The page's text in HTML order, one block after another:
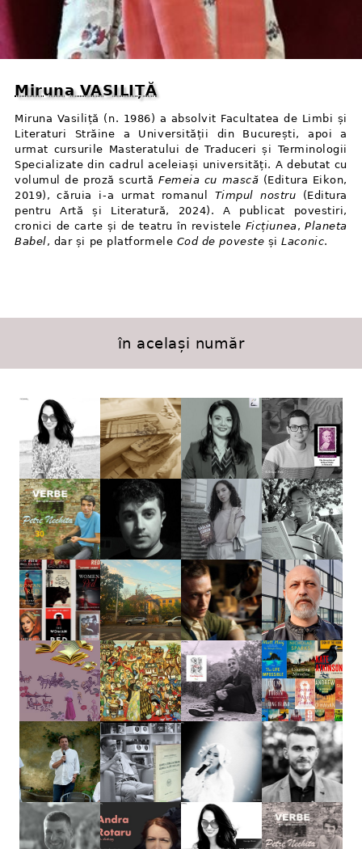
Miruna VASILIȚĂ
Miruna Vasiliță (n. 1986) a absolvit Facultatea de Limbi și
Literaturi Străine a Universității din București, apoi a
urmat cursurile Masteratului de Traduceri și Terminologii
Specializate din cadrul aceleiași universități. A debutat cu
volumul de proză scurtăFemeia cu mască (Editura Eikon,
2019), căruia i⁠-⁠a urmat romanul Timpul nostru (Editura
pentru Artă și Literatură, 2024). A publicat povestiri,
cronici de carte și de teatru în revistele Ficțiunea ,Planeta
Babel, dar și pe platformele Cod de poveste șiLaconic.
în același număr